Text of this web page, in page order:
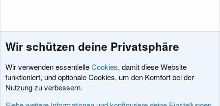
Diskussionen rund um XenForo
Wir schützen deine Privatsphäre
Wir verwenden essentielleCookies, damit diese Website
funktioniert, und optionale Cookies, um den Komfort bei der
Nutzung zu verbessern.